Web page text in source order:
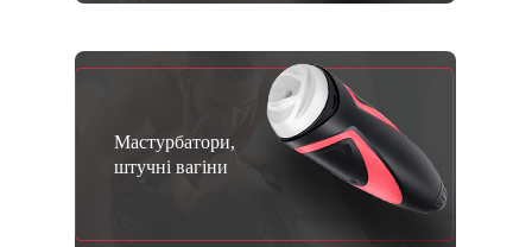
Мастурбатори,
штучні вагіни